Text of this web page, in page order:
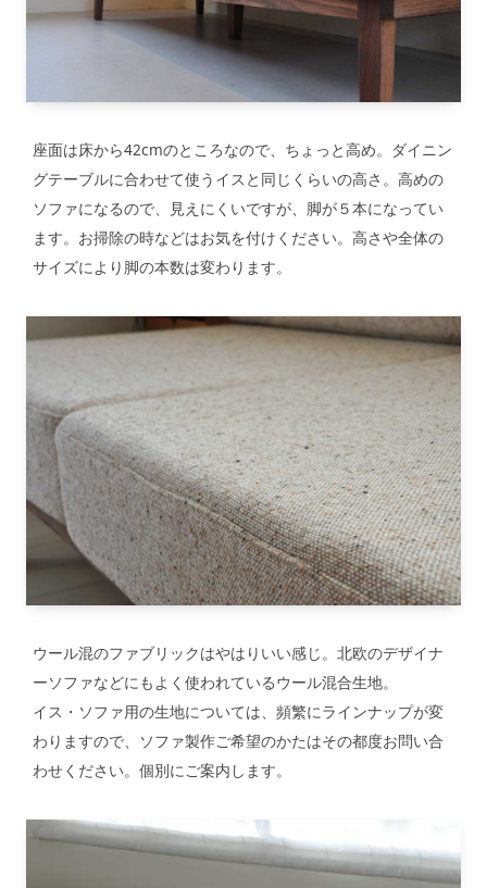
座面は床から42cmのところなので、ちょっと高め。ダイニン
グテーブルに合わせて使うイスと同じくらいの高さ。高めの
ソファになるので、見えにくいですが、脚が５本になってい
ます。お掃除の時などはお気を付けください。高さや全体の
サイズにより脚の本数は変わります。
ウール混のファブリックはやはりいい感じ。北欧のデザイナ
ーソファなどにもよく使われているウール混合生地。
イス・ソファ用の生地については、頻繁にラインナップが変
わりますので、ソファ製作ご希望のかたはその都度お問い合
わせください。個別にご案内します。